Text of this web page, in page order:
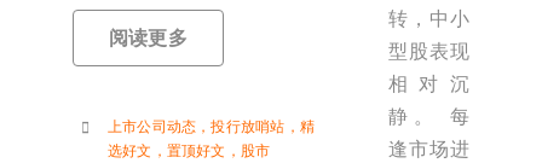
阅读更多
上市公司动态 ，投行放哨站 ， 精
选好文 ， 置顶好文 ， 股市
转，中小
型股表现
相对沉
静。 每
逢市场进